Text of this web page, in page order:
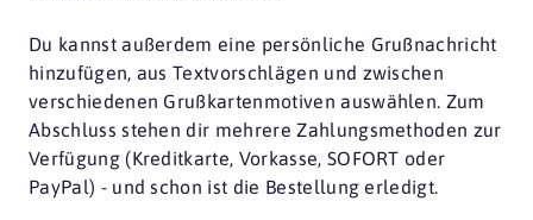
Du kannst außerdem eine persönliche Grußnachricht
hinzufügen, aus Textvorschlägen und zwischen
verschiedenen Grußkartenmotiven auswählen. Zum
Abschluss stehen dir mehrere Zahlungsmethoden zur
Verfügung (Kreditkarte, Vorkasse, SOFORT oder
PayPal) - und schon ist die Bestellung erledigt.